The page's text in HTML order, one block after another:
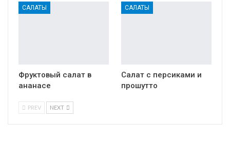
САЛАТЫ
Фруктовый салат в
ананасе
САЛАТЫ
Салат с персиками и
прошутто
PREV NEXT